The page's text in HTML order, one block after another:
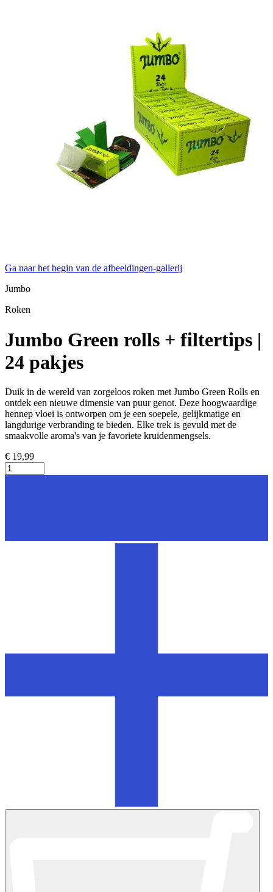
Ga naar het begin van de afbeeldingen-gallerij
Jumbo
Roken
Jumbo Green rolls + filtertips |
24 pakjes
Duik in de wereld van zorgeloos roken met Jumbo Green Rolls en
ontdek een nieuwe dimensie van puur genot. Deze hoogwaardige
hennep vloei is ontworpen om je een soepele, gelijkmatige en
langdurige verbranding te bieden. Elke trek is gevuld met de
smaakvolle aroma's van je favoriete kruidenmengsels.
€ 19,99